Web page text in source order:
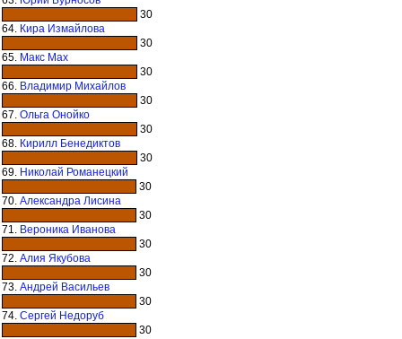
30
64. Кира Измайлова
30
65. Макс Мах
30
66. Владимир Михайлов
30
67. Ольга Онойко
30
68. Кирилл Бенедиктов
30
69. Николай Романецкий
30
70. Александра Лисина
30
71. Вероника Иванова
30
72. Алия Якубова
30
73. Андрей Васильев
30
74. Сергей Недоруб
30